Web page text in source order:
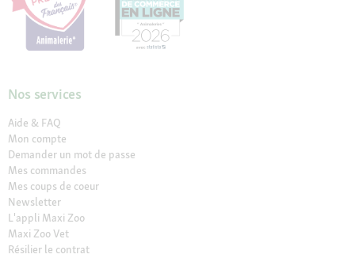
Nos services
Aide & FAQ
Mon compte
Demander un mot de passe
Mes commandes
Mes coups de coeur
Newsletter
L'appli Maxi Zoo
Maxi Zoo Vet
Résilier le contrat